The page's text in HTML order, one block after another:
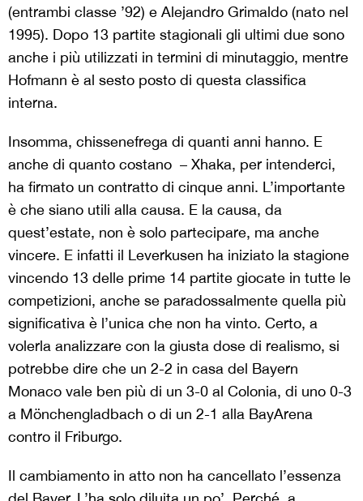
(entrambi classe ’92) e Alejandro Grimaldo (nato nel
1995). Dopo 13 partite stagionali gli ultimi due sono
anche i più utilizzati in termini di minutaggio, mentre
Hofmann è al sesto posto di questa classifica
interna.
Insomma, chissenefrega di quanti anni hanno. E
anche di quanto costano – Xhaka, per intenderci,
ha firmato un contratto di cinque anni. L’importante
è che siano utili alla causa. E la causa, da
quest’estate, non è solo partecipare, ma anche
vincere. E infatti il Leverkusen ha iniziato la stagione
vincendo 13 delle prime 14 partite giocate in tutte le
competizioni, anche se paradossalmente quella più
significativa è l’unica che non ha vinto. Certo, a
volerla analizzare con la giusta dose di realismo, si
potrebbe dire che un 2-2 in casa del Bayern
Monaco vale ben più di un 3-0 al Colonia, di uno 0-3
a Mönchengladbach o di un 2-1 alla BayArena
contro il Friburgo.
Il cambiamento in atto non ha cancellato l’essenza